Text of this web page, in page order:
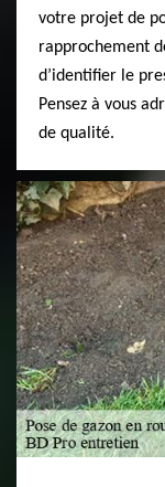
votre projet de
rapprochement
d’identifier le
Pensez à vous
de qualité.